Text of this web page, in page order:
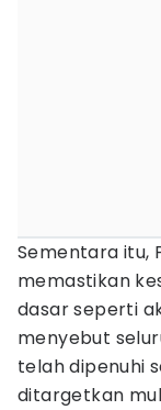
Sementara itu,
memastikan
dasar seperti
menyebut
telah dipenuhi
ditargetkan